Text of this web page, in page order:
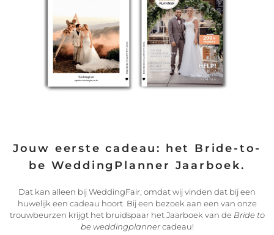
Zonnig weer, heerlijk eten, bijzondere landschappen en een
romantische sfeer,
LEES VERDER
Jouw eerste cadeau: het Bride-to-
be WeddingPlanner Jaarboek.
Dat kan alleen bij WeddingFair, omdat wij vinden dat bij een
huwelijk een cadeau hoort. Bij een bezoek aan een van onze
trouwbeurzen krijgt het bruidspaar het Jaarboek van de Bride to
be weddingplannercadeau!